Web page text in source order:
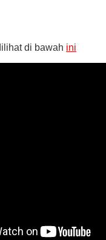
di bawah ini